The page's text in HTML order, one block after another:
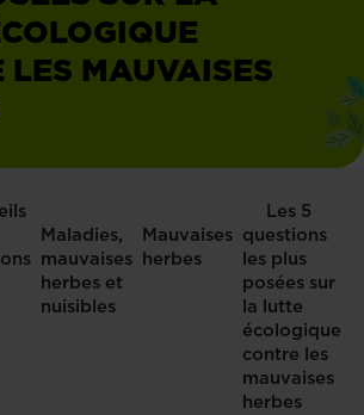
LES MAUVAISES
Maladies,
mauvaises
herbes et
nuisibles
Mauvaises
herbes
Les 5
questions
les plus
posées sur
la lutte
écologique
contre les
mauvaises
herbes